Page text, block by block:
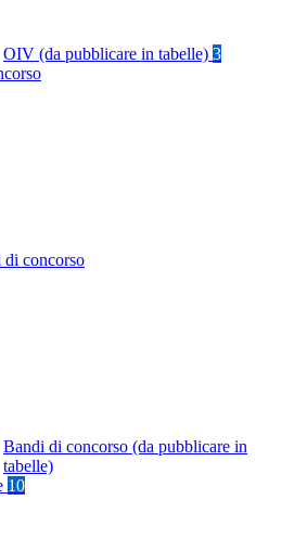
OIV (da pubblicare in tabelle) 3
di concorso
Bandi di concorso (da pubblicare in
tabelle)
10